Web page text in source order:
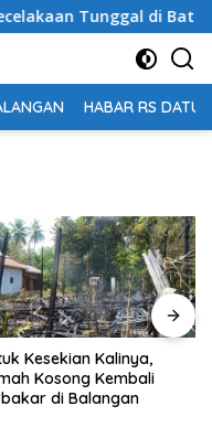
Tunggal di
HABAR RS DATU
61 Peserta Ikuti
Meeting Nanang
Balangan 2026